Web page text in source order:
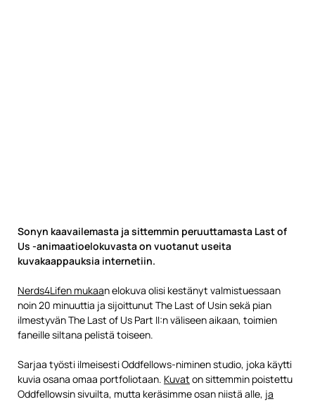
Sonyn kaavailemasta ja sittemmin peruuttamasta Last of
Us -animaatioelokuvasta on vuotanut useita
kuvakaappauksia internetiin.
Nerds4Lifen mukaan elokuva olisi kestänyt valmistuessaan
noin 20 minuuttia ja sijoittunut The Last of Usin sekä pian
ilmestyvän The Last of Us Part II:n väliseen aikaan, toimien
faneille siltana pelistä toiseen.
Sarjaa työsti ilmeisesti Oddfellows-niminen studio, joka käytti
kuvia osana omaa portfoliotaan. Kuvat on sittemmin poistettu
Oddfellowsin sivuilta, mutta keräsimme osan niistä alle, ja